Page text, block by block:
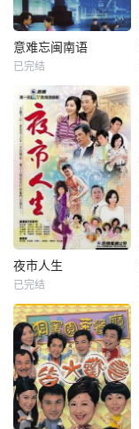
意难忘闽南语
已完结
夜市人生
已完结